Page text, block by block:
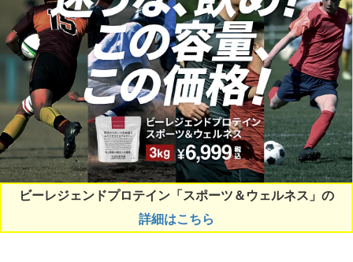
ビーレジェンドプロテイン「スポーツ＆ウェルネス」の
詳細はこちら